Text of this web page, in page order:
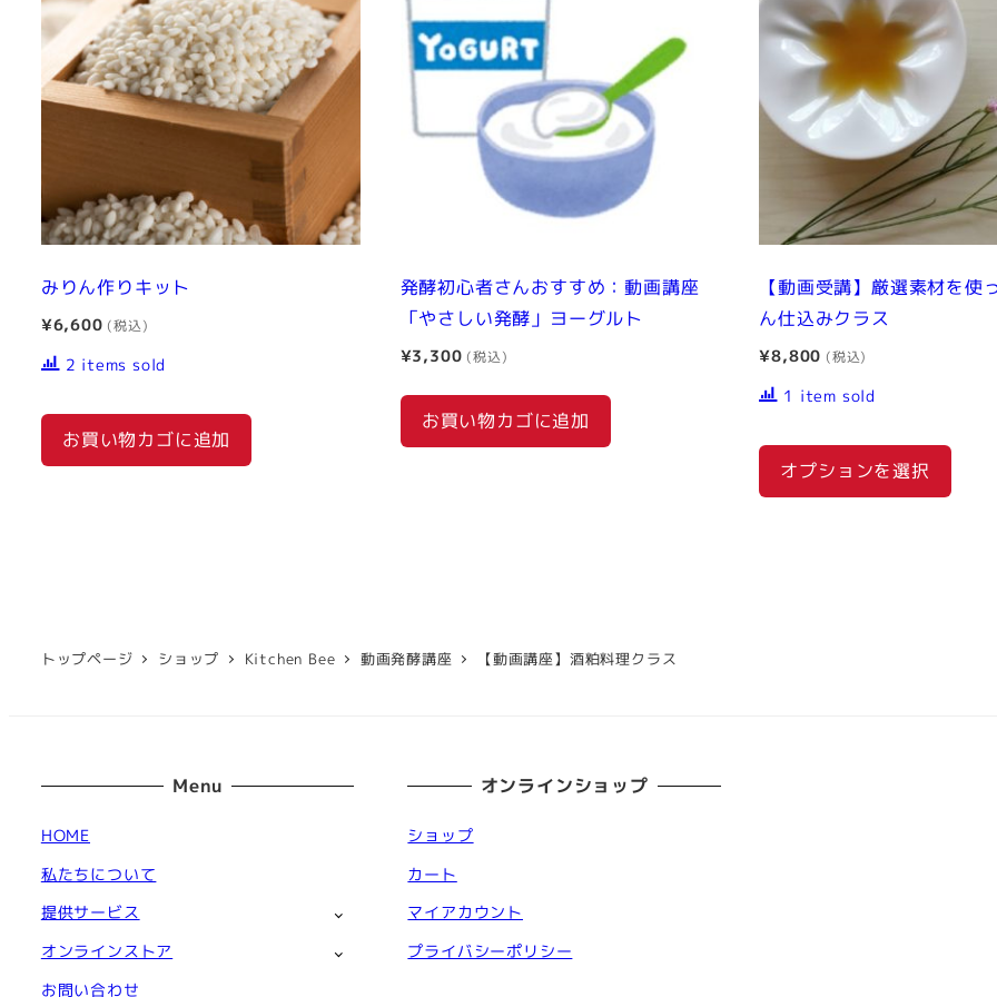
みりん作りキット
¥6,600
2 items sold
お買い物カゴに追加
発酵初心者さんおすすめ：動画講座
「やさしい発酵」ヨーグルト
¥3,300
お買い物カゴに追加
【動画受講】厳選素材を使
ん仕込みクラス
¥8,800
1 item sold
オプションを選択
トップページ ショップ Kitchen Bee 動画発酵講座 【動画講座】酒粕料理クラス
Menu
HOME
私たちについて
提供サービス
オンラインストア
お問い合わせ
オンラインショップ
ショップ
カート
マイアカウント
プライバシーポリシー